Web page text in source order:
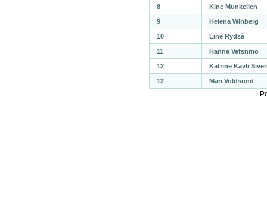
8 Kine Munkelien
9 Helena Winberg
10 Line Rydså
11 Hanne Vefsnmo
12 Katrine Kavli
12 Mari Voldsund